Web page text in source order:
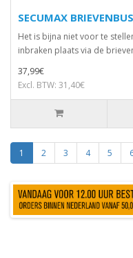
SECUMAX
Het is bijna niet voor te
inbraken plaats via de
37,99€
Excl. BTW: 31,40€
1 2 3 4 5